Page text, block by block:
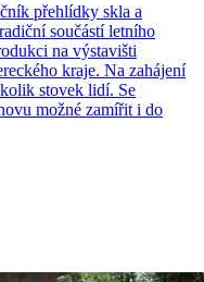
přehlídky skla a
součástí letního
na výstavišti
kraje. Na zahájení
stovek lidí. Se
možné zamířit i do